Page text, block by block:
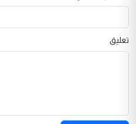
تعليق